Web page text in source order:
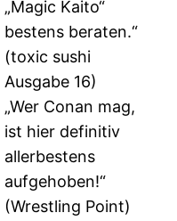
„Magic Kaito“
bestens beraten.“
(toxic sushi
Ausgabe 16)
„Wer Conan mag,
ist hier definitiv
allerbestens
aufgehoben!“
(Wrestling Point)